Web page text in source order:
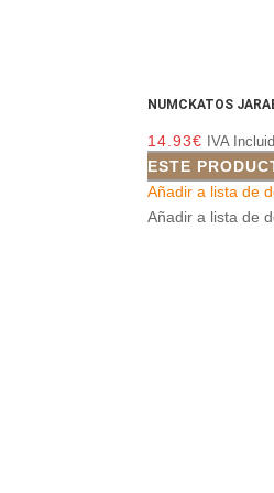
NUMCKATOS
14.93€ IVA
ESTE
Añadir a lista de
Añadir a lista de